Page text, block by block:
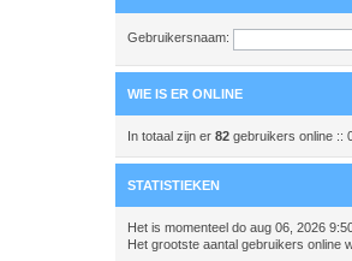
Gebruikersnaam:
WIE IS ER ONLINE
In totaal zijn er 82 gebruikers online ::
STATISTIEKEN
Het is momenteel do aug 06, 2026
Het grootste aantal gebruikers online